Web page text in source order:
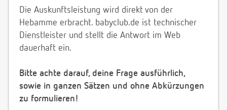
Die Auskunftsleistung wird direkt von der
Hebamme erbracht. babyclub.de ist technischer
Dienstleister und stellt die Antwort im Web
dauerhaft ein.
Bitte achte darauf, deine Frage ausführlich,
sowie in ganzen Sätzen und ohne Abkürzungen
zu formulieren!